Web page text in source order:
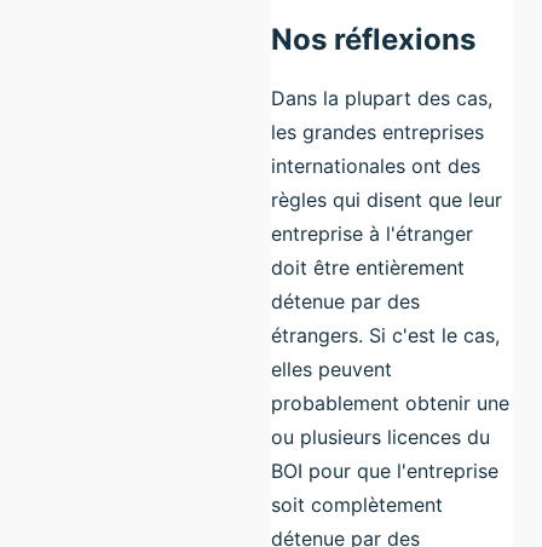
Nos réflexions
Dans la plupart des cas,
les grandes entreprises
internationales ont des
règles qui disent que leur
entreprise à l'étranger
doit être entièrement
détenue par des
étrangers. Si c'est le cas,
elles peuvent
probablement obtenir une
ou plusieurs licences du
BOI pour que l'entreprise
soit complètement
détenue par des